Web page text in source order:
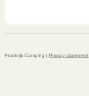
Frankrijk Camping | Privacy statement